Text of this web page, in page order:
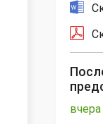
вчера